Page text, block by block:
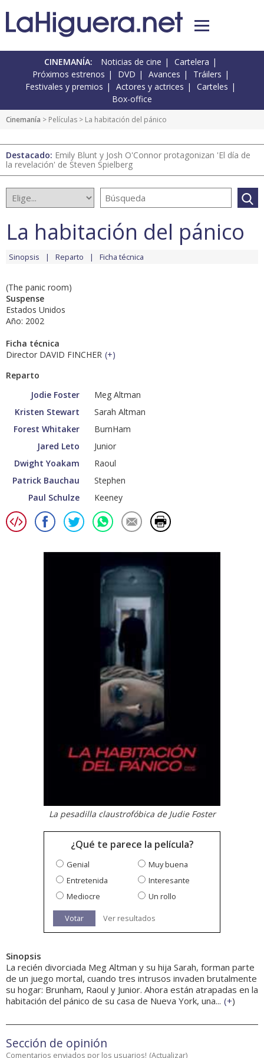
CINEMANÍA: Noticias de cine
Cartelera
Próximos estrenos
DVD Avances
Tráilers
Festivales y premios
Actores y actrices
Carteles
Box-office
Cinemanía > Películas > La habitación del pánico
Destacado: Emily Blunt y Josh O'Connor protagonizan 'El día de
la revelación' de Steven Spielberg
La habitación del pánico
Sinopsis Reparto Ficha técnica
(The panic room)
Suspense
Estados Unidos
Año: 2002
Ficha técnica
Director DAVID FINCHER (+)
Reparto
Jodie Foster
Meg Altman
Kristen Stewart
Sarah Altman
Forest Whitaker
BurnHam
Jared Leto
Junior
Dwight Yoakam
Raoul
Patrick Bauchau
Stephen
Paul Schulze
Keeney
La pesadilla claustrofóbica de Judie Foster
¿Qué te parece la película?
Genial
Muy buena
Entretenida
Interesante
Mediocre
Un rollo
Votar Ver resultados
Sinopsis
La recién divorciada Meg Altman y su hija Sarah, forman parte
de un juego mortal, cuando tres intrusos invaden brutalmente
su hogar: Brunham, Raoul y Junior. Ahora están atrapadas en la
habitación del pánico de su casa de Nueva York, una... (+)
Sección de opinión
Comentarios enviados por los usuarios! (Actualizar)